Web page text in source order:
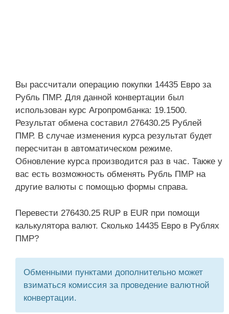
Вы рассчитали операцию покупки 14435 Евро за
Рубль ПМР. Для данной конвертации был
использован курс Агропромбанка: 19.1500.
Результат обмена составил 276430.25 Рублей
ПМР. В случае изменения курса результат будет
пересчитан в автоматическом режиме.
Обновление курса производится раз в час. Также у
вас есть возможность обменять Рубль ПМР на
другие валюты с помощью формы справа.
Перевести 276430.25 RUP в EUR при помощи
калькулятора валют. Сколько 14435 Евро в Рублях
ПМР?
Обменными пунктами дополнительно может
взиматься комиссия за проведение валютной
конвертации.